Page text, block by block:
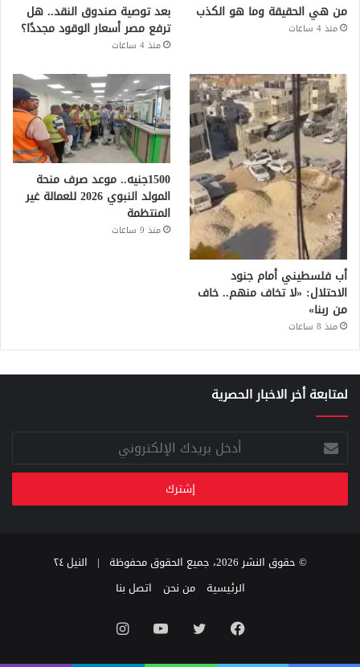
من هي الحقيقة وما هو الكذب
منذ 4 ساعات
بعد توصية صندوق النقد.. هل
ترفع مصر أسعار الوقود مجددًا؟
منذ 4 ساعات
أب فلسطيني أمام جنود
الاحتلال: «لا تخاف منهم.. خاف
من ربنا»
منذ 8 ساعات
1500جنيه.. موعد صرف منحة
المولد النبوي 2026 للعمالة غير
المنتظمة
منذ 9 ساعات
لمتابعة أخر الاخبار الحصرية
أدخل
بريدك
الإلكتروني
© حقوق النشر 2026، جميع الحقوق محفوظة |
النيل ٢٤
الرئيسية
من نحن اتصل بنا
فيسبوك تويتر يوتيوب